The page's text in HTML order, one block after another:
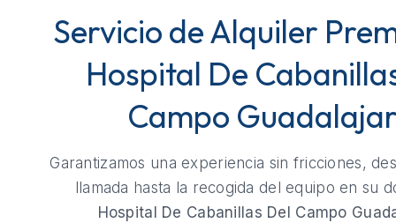
Servicio de Alquiler
Hospital De
Campo
Garantizamos una experiencia sin fricciones,
llamada hasta la recogida del equipo en su
Hospital De Cabanillas Del Campo